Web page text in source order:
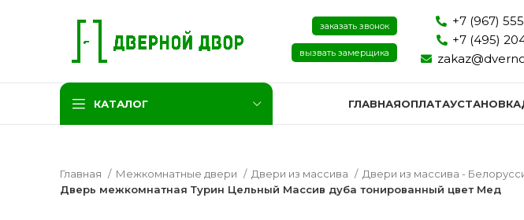
заказать звонок
вызвать замерщика
+7 (967)
+7 (495)
КАТАЛОГ ГЛАВНАЯОПЛАТАУСТАНОВКА
Главная Межкомнатные двери Двери из массива Двери из массива -
Дверь межкомнатная Турин Цельный Массив дуба тонированный цвет Мед